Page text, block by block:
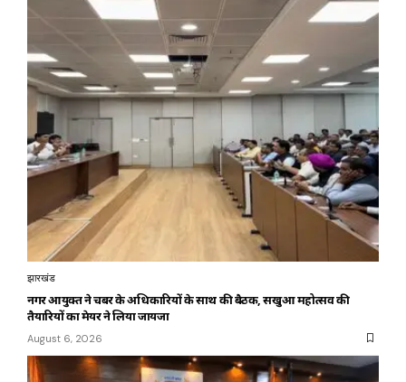
झारखंड
नगर आयुक्त ने चैंबर के अधिकारियों के साथ की बैठक, सखुआ महोत्सव की
तैयारियों का मेयर ने लिया जायजा
August 6, 2026